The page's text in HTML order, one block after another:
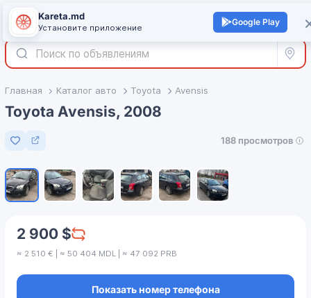
Войти
Все
Главная Каталог авто Toyota Avensis
Toyota Avensis, 2008
Добавить в избранное
188 просмотров
2 900 $
≈ 2 510 € | ≈ 50 404 MDL | ≈ 47 092 PRB
Показать номер телефона
Kareta.md
Установите приложение
Google Play